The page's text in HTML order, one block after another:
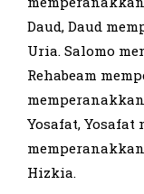
Daud, Daud
Uria. Salomo
Rehabeam
Yosafat, Yosafat
Hizkia.